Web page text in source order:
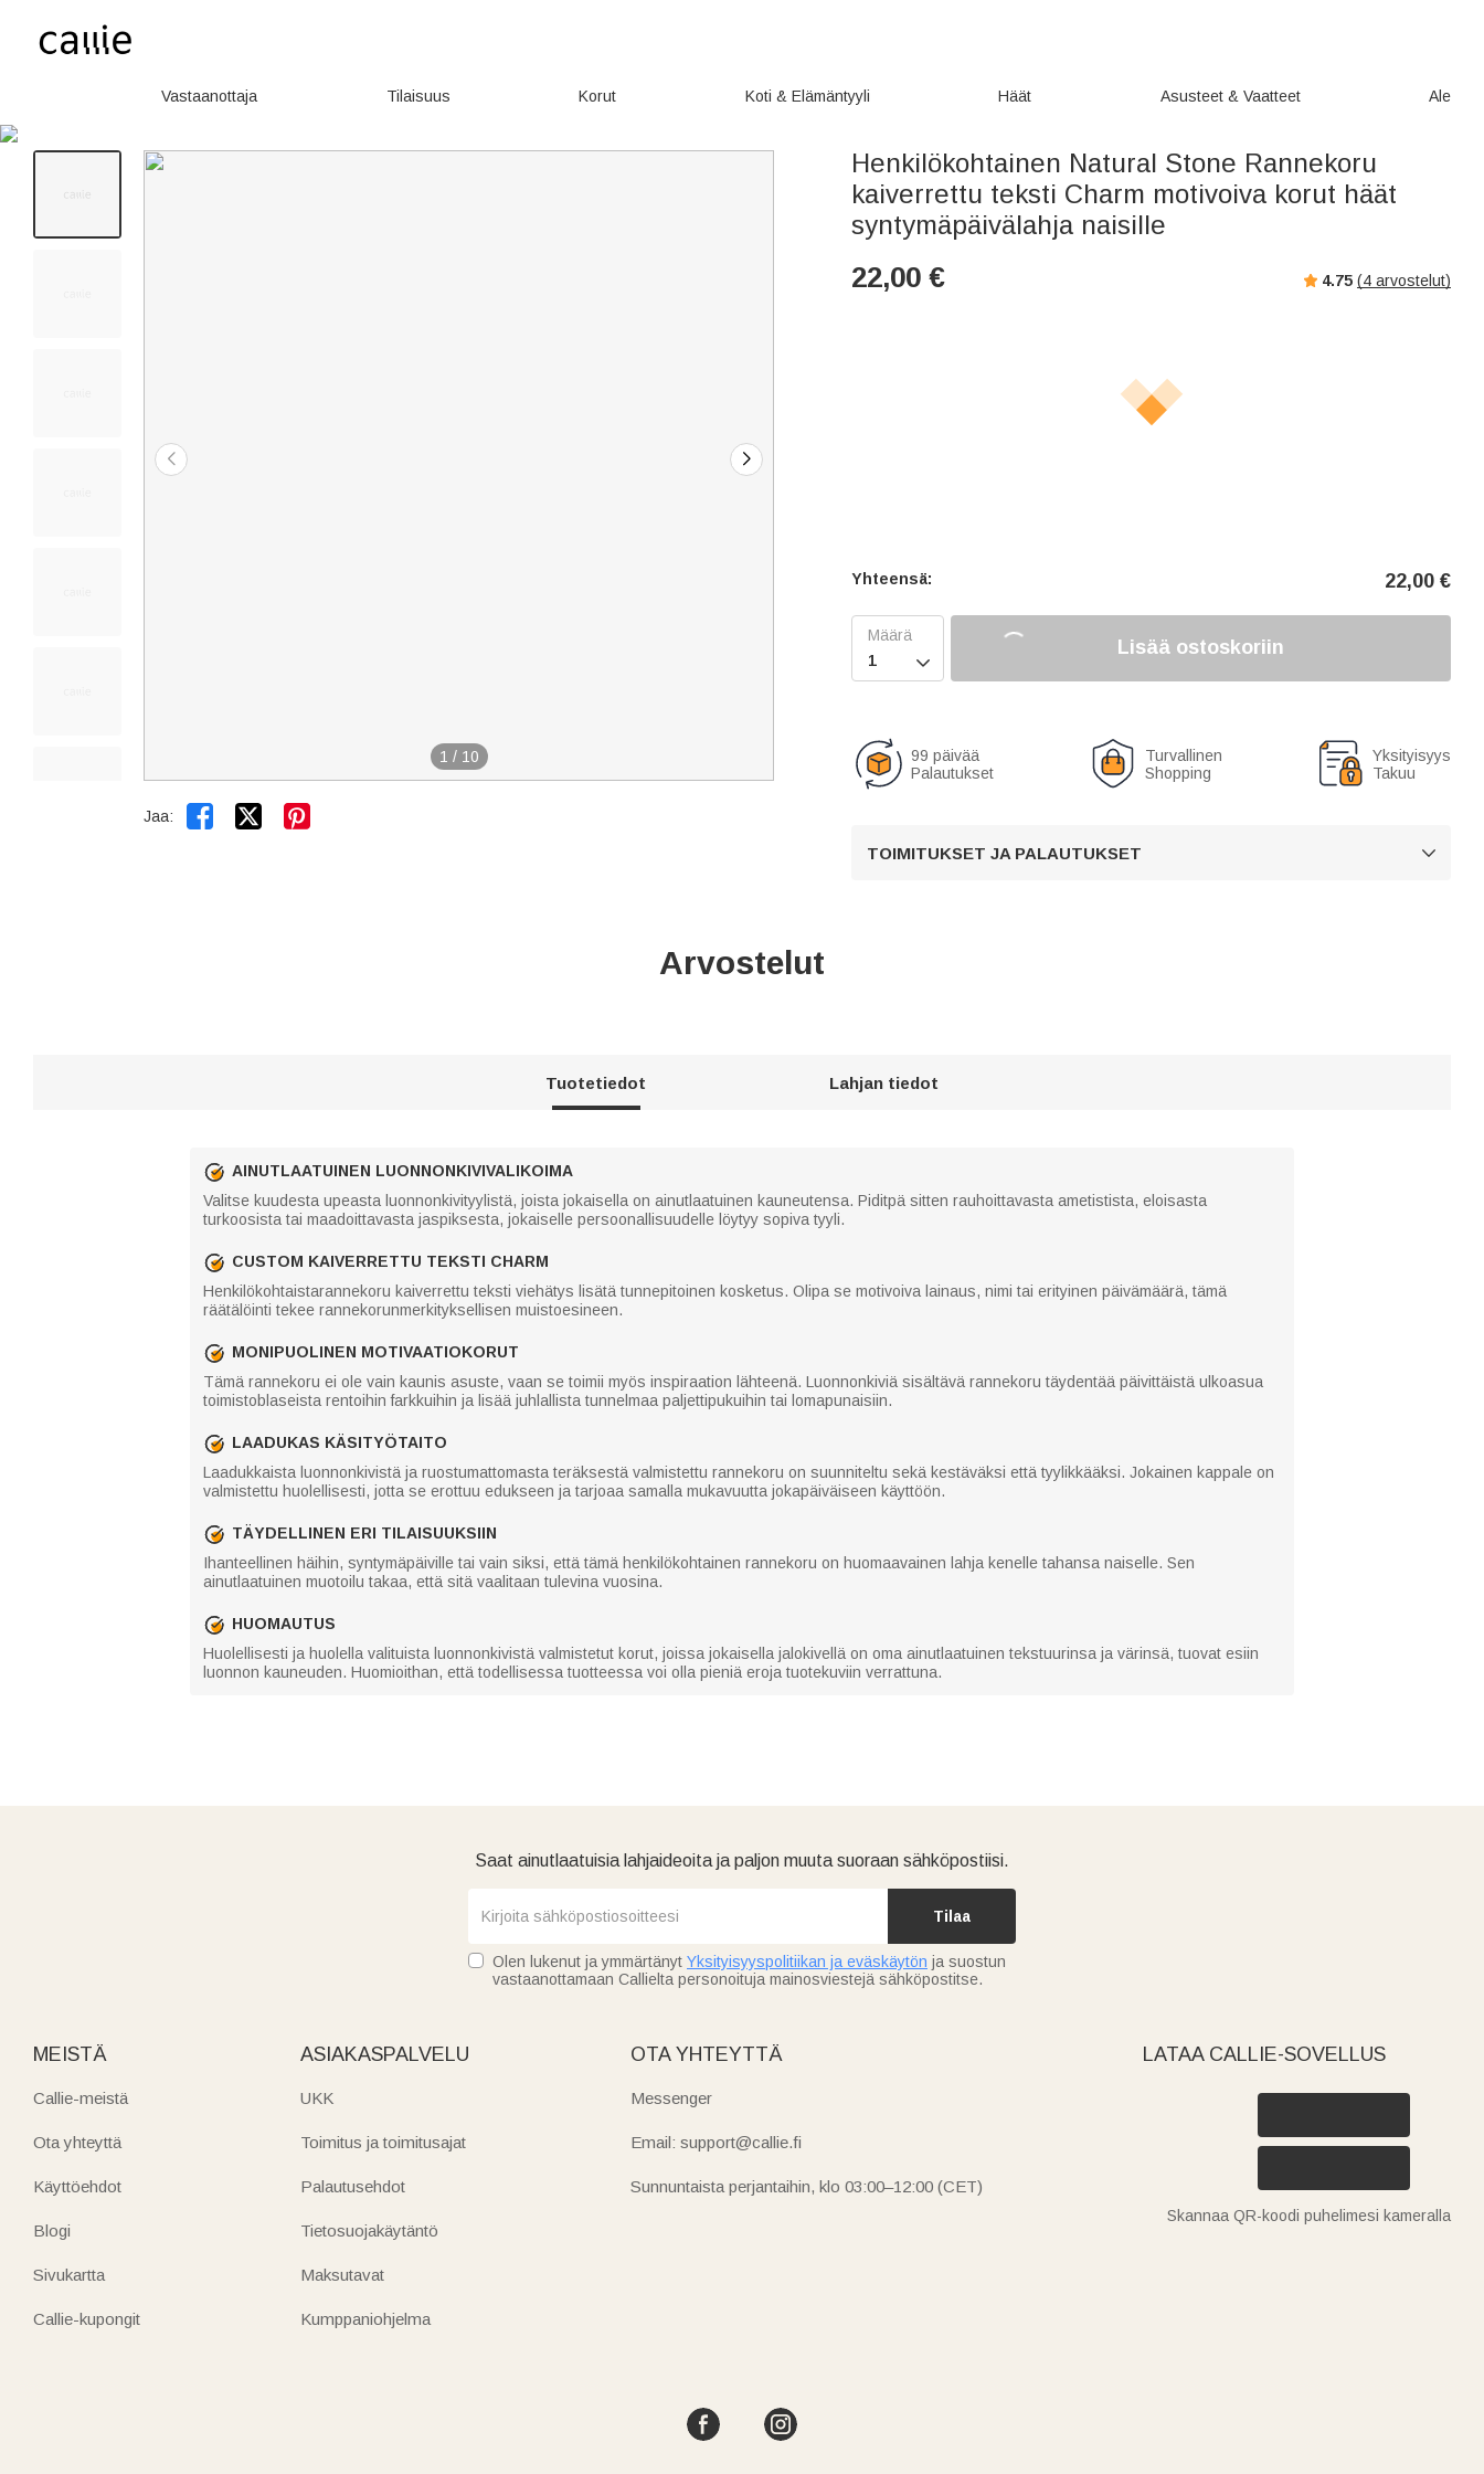
Vastaanottaja Tilaisuus Korut Koti & Elämäntyyli Häät Asusteet & Vaatteet Ale
1 / 10
Jaa:  
Henkilökohtainen Natural Stone Rannekoru
kaiverrettu teksti Charm motivoiva korut häät
syntymäpäivälahja naisille
22,00 € 4.75 (4 arvostelut)
Yhteensä: 22,00 €

Lisää ostoskoriin
99 päivää
Palautukset
Turvallinen
Shopping
Yksityisyys
Takuu
TOIMITUKSET JA PALAUTUKSET 
Arvostelut
Tuotetiedot Lahjan tiedot
AINUTLAATUINEN LUONNONKIVIVALIKOIMA
Valitse kuudesta upeasta luonnonkivityylistä, joista jokaisella on ainutlaatuinen kauneutensa. Piditpä sitten rauhoittavasta ametistista, eloisasta
turkoosista tai maadoittavasta jaspiksesta, jokaiselle persoonallisuudelle löytyy sopiva tyyli.
CUSTOM KAIVERRETTU TEKSTI CHARM
Henkilökohtaistarannekoru kaiverrettu teksti viehätys lisätä tunnepitoinen kosketus. Olipa se motivoiva lainaus, nimi tai erityinen päivämäärä, tämä
räätälöinti tekee rannekorunmerkityksellisen muistoesineen.
MONIPUOLINEN MOTIVAATIOKORUT
Tämä rannekoru ei ole vain kaunis asuste, vaan se toimii myös inspiraation lähteenä. Luonnonkiviä sisältävä rannekoru täydentää päivittäistä ulkoasua
toimistoblaseista rentoihin farkkuihin ja lisää juhlallista tunnelmaa paljettipukuihin tai lomapunaisiin.
LAADUKAS KÄSITYÖTAITO
Laadukkaista luonnonkivistä ja ruostumattomasta teräksestä valmistettu rannekoru on suunniteltu sekä kestäväksi että tyylikkääksi. Jokainen kappale on
valmistettu huolellisesti, jotta se erottuu edukseen ja tarjoaa samalla mukavuutta jokapäiväiseen käyttöön.
TÄYDELLINEN ERI TILAISUUKSIIN
Ihanteellinen häihin, syntymäpäiville tai vain siksi, että tämä henkilökohtainen rannekoru on huomaavainen lahja kenelle tahansa naiselle. Sen
ainutlaatuinen muotoilu takaa, että sitä vaalitaan tulevina vuosina.
HUOMAUTUS
Huolellisesti ja huolella valituista luonnonkivistä valmistetut korut, joissa jokaisella jalokivellä on oma ainutlaatuinen tekstuurinsa ja värinsä, tuovat esiin
luonnon kauneuden. Huomioithan, että todellisessa tuotteessa voi olla pieniä eroja tuotekuviin verrattuna.
Saat ainutlaatuisia lahjaideoita ja paljon muuta suoraan sähköpostiisi.
Tilaa
Olen lukenut ja ymmärtänyt Yksityisyyspolitiikan ja eväskäytön ja suostun
vastaanottamaan Callielta personoituja mainosviestejä sähköpostitse.
MEISTÄ
Callie-meistä
Ota yhteyttä
Käyttöehdot
Blogi
Sivukartta
Callie-kupongit
ASIAKASPALVELU
UKK
Toimitus ja toimitusajat
Palautusehdot
Tietosuojakäytäntö
Maksutavat
Kumppaniohjelma
OTA YHTEYTTÄ
Messenger
Email: support@callie.fi
Sunnuntaista perjantaihin, klo 03:00–12:00 (CET)
LATAA CALLIE-SOVELLUS
Skannaa QR-koodi puhelimesi kameralla